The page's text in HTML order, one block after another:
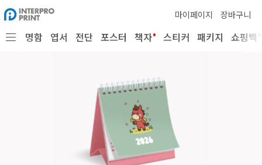
마이페이지 장바구니
명함 엽서 전단 포스터 책자• 스티커 패키지 쇼핑백•